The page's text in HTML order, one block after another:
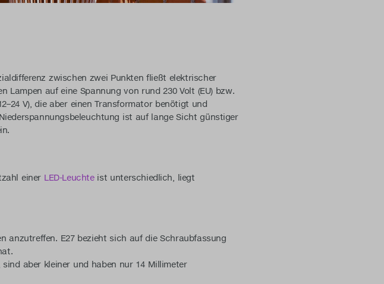
zwischen zwei Punkten fließt elektrischer
auf eine Spannung von rund 230 Volt (EU) bzw.
V), die aber einen Transformator benötigt und
ist auf lange Sicht günstiger
einer LED-Leuchteist unterschiedlich, liegt
anzutreffen. E27 bezieht sich auf die Schraubfassung
aber kleiner und haben nur 14 Millimeter